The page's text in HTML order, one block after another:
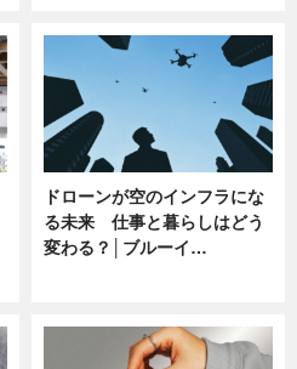
ドローンが空のインフラにな
る未来 仕事と暮らしはどう
変わる？│ブルーイ…